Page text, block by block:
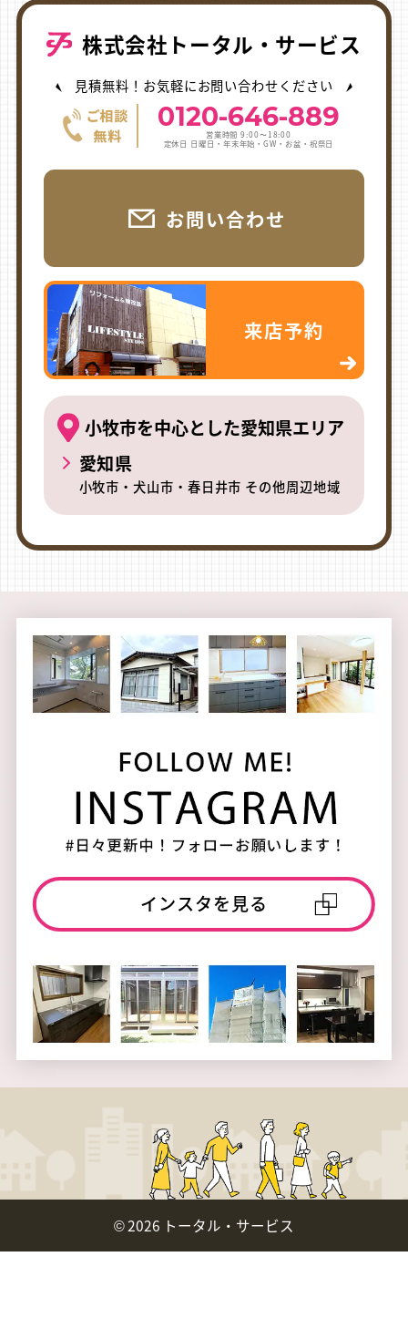
株式会社トータル・サービス
見積無料！お気軽にお問い合わせください
0120-646-889
営業時間 9:00〜18:00
定休日 日曜日・年末年始・GW・お盆・祝祭日
お問い合わせ
来店予約
小牧市を中心とした愛知県エリア
愛知県
小牧市・犬山市・春日井市 その他周辺地域
インスタを見る
©2026 トータル・サービス